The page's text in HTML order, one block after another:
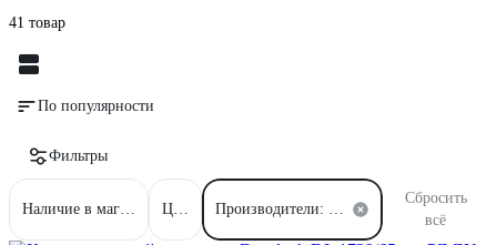
41 товар
По популярности
Фильтры
Наличие в магазинах Цена Производители: Doorlock
Сбросить
всё